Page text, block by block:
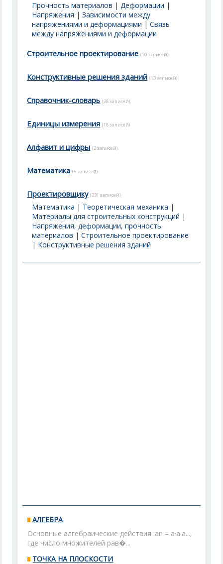
Прочность материалов |Деформации |
Напряжения |Зависимости между
напряжениями и деформациями |Связь
между напряжениями и деформации
Строительное проектирование (10 записей)
Конструктивные решения зданий (13 записей)
Справочник-словарь (28 записей)
Единицы измерения (18 записей)
Алфавит и цифры (2 записей)
Математика (5 записей)
Проектировщику (231 записей)
Математика | Теоретическая механика |
Материалы для строительных конструкций |
Напряжения, деформации, прочность
материалов |Строительное проектирование
| Конструктивные решения зданий
АЛГЕБРА
Основные алгебраические действия: an = a·a·a...,
где число множителей рав�...
ТОЧКА НА ПЛОСКОСТИ